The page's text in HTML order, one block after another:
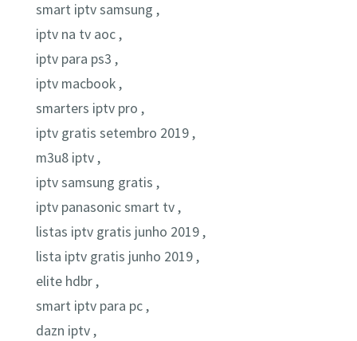
smart iptv samsung ,
iptv na tv aoc ,
iptv para ps3 ,
iptv macbook ,
smarters iptv pro ,
iptv gratis setembro 2019 ,
m3u8 iptv ,
iptv samsung gratis ,
iptv panasonic smart tv ,
listas iptv gratis junho 2019 ,
lista iptv gratis junho 2019 ,
elite hdbr ,
smart iptv para pc ,
dazn iptv ,